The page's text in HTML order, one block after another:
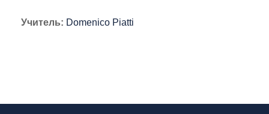
Учитель: Domenico Piatti